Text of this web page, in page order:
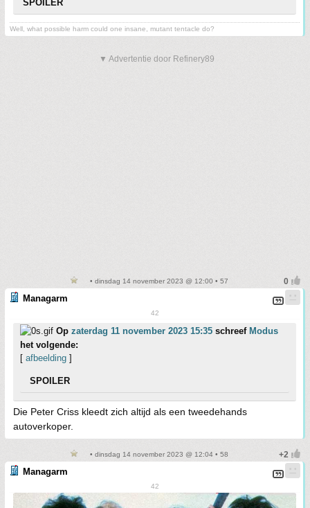
SPOILER
Well, what possible harm could one insane, mutant tentacle do?
▼ Advertentie door Refinery89
• dinsdag 14 november 2023 @ 12:00 • 57
Managarm
42
Op zaterdag 11 november 2023 15:35 schreef Modus
het volgende:
[ afbeelding ]
SPOILER
Die Peter Criss kleedt zich altijd als een tweedehands
autoverkoper.
• dinsdag 14 november 2023 @ 12:04 • 58
Managarm
42